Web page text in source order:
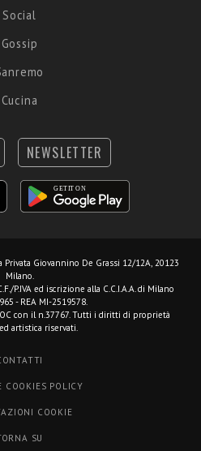
Social
Gossip
Cucina
NEWSLETTER
Privata Giovannino De Grassi 12/12A, 20123
Milano.
P.IVA ed iscrizione alla C.C.I.A.A. di Milano
- REA MI-2519578.
con il n.37767. Tutti i diritti di proprietà
artistica riservati.
COOKIES POLICY
COOKIE
SU